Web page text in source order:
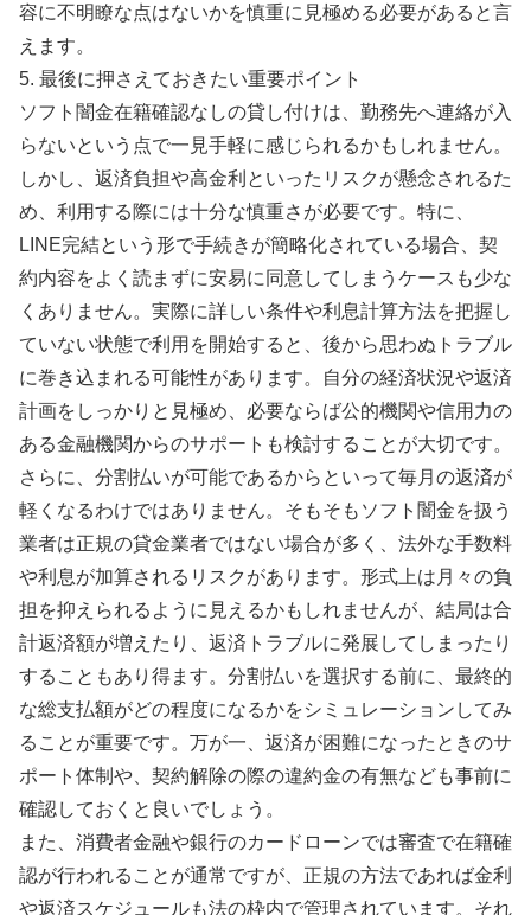
容に不明瞭な点はないかを慎重に見極める必要があると言
えます。
5. 最後に押さえておきたい重要ポイント
ソフト闇金在籍確認なしの貸し付けは、勤務先へ連絡が入
らないという点で一見手軽に感じられるかもしれません。
しかし、返済負担や高金利といったリスクが懸念されるた
め、利用する際には十分な慎重さが必要です。特に、
LINE完結という形で手続きが簡略化されている場合、契
約内容をよく読まずに安易に同意してしまうケースも少な
くありません。実際に詳しい条件や利息計算方法を把握し
ていない状態で利用を開始すると、後から思わぬトラブル
に巻き込まれる可能性があります。自分の経済状況や返済
計画をしっかりと見極め、必要ならば公的機関や信用力の
ある金融機関からのサポートも検討することが大切です。
さらに、分割払いが可能であるからといって毎月の返済が
軽くなるわけではありません。そもそもソフト闇金を扱う
業者は正規の貸金業者ではない場合が多く、法外な手数料
や利息が加算されるリスクがあります。形式上は月々の負
担を抑えられるように見えるかもしれませんが、結局は合
計返済額が増えたり、返済トラブルに発展してしまったり
することもあり得ます。分割払いを選択する前に、最終的
な総支払額がどの程度になるかをシミュレーションしてみ
ることが重要です。万が一、返済が困難になったときのサ
ポート体制や、契約解除の際の違約金の有無なども事前に
確認しておくと良いでしょう。
また、消費者金融や銀行のカードローンでは審査で在籍確
認が行われることが通常ですが、正規の方法であれば金利
や返済スケジュールも法の枠内で管理されています。それ